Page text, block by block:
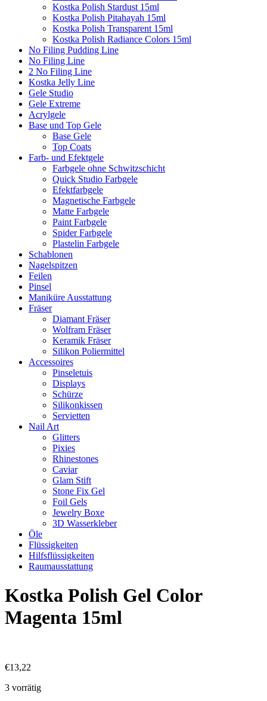
Kostka Polish Stardust 15ml
Kostka Polish Pitahayah 15ml
Kostka Polish Transparent 15ml
Kostka Polish Radiance Colors 15ml
No Filing Pudding Line
No Filing Line
2 No Filing Line
Kostka Jelly Line
Gele Studio
Gele Extreme
Acrylgele
Base und Top Gele
Base Gele
Top Coats
Farb- und Efektgele
Farbgele ohne Schwitzschicht
Quick Studio Farbgele
Efektfarbgele
Magnetische Farbgele
Matte Farbgele
Paint Farbgele
Spider Farbgele
Plastelin Farbgele
Schablonen
Nagelspitzen
Feilen
Pinsel
Maniküre Ausstattung
Fräser
Diamant Fräser
Wolfram Fräser
Keramik Fräser
Silikon Poliermittel
Accessoires
Pinseletuis
Displays
Schürze
Silikonkissen
Servietten
Nail Art
Glitters
Pixies
Rhinestones
Caviar
Glam Stift
Stone Fix Gel
Foil Gels
Jewelry Boxe
3D Wasserkleber
Öle
Flüssigkeiten
Hilfsflüssigkeiten
Raumausstattung
Kostka Polish Gel Color
Magenta 15ml
€13,22
3 vorrätig